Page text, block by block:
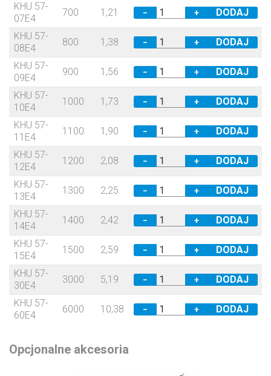
KHU 57-
07E4
700 1,21 − +
KHU 57-
08E4
800 1,38 − +
KHU 57-
09E4
900 1,56 − +
KHU 57-
10E4
1000 1,73 − +
KHU 57-
11E4
1100 1,90 − +
KHU 57-
12E4
1200 2,08 − +
KHU 57-
13E4
1300 2,25 − +
KHU 57-
14E4
1400 2,42 − +
KHU 57-
15E4
1500 2,59 − +
KHU 57-
30E4
3000 5,19 − +
KHU 57-
60E4
6000 10,38 − +
Opcjonalne akcesoria